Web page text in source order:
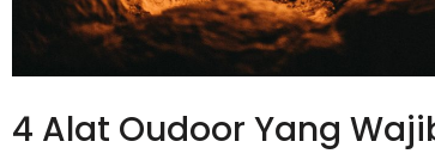
4 Alat Oudoor Yang